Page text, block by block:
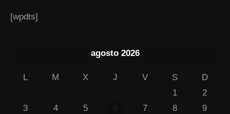
[wpdts]
agosto 2026
L M X J V S
D
1
2
3
4 5 7 8
9